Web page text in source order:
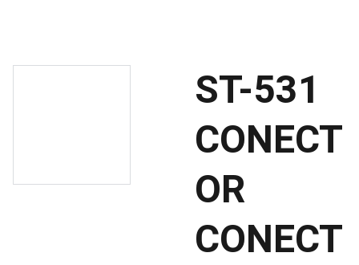
ST-531
CONECT
OR
CONECT